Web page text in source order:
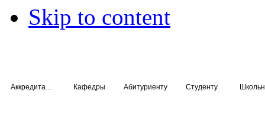
Skip to content
Кафедры Абитуриенту Студенту